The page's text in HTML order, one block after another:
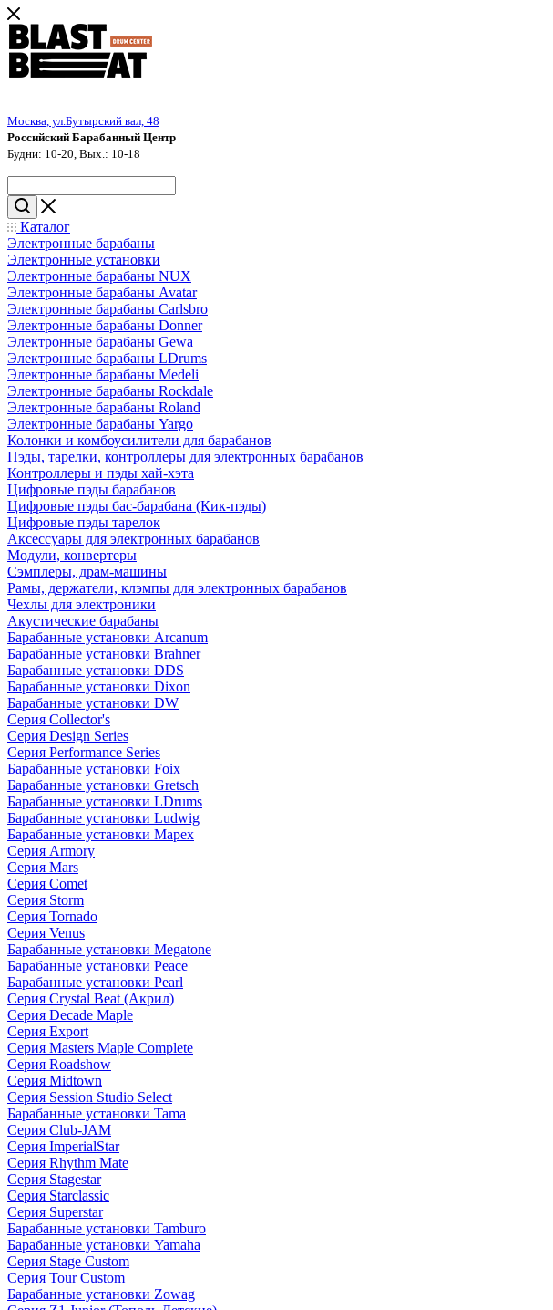
Москва, ул.Бутырский вал, 48
Российский Барабанный Центр
Будни: 10-20, Вых.: 10-18
Каталог
Электронные барабаны
Электронные установки
Электронные барабаны NUX
Электронные барабаны Avatar
Электронные барабаны Carlsbro
Электронные барабаны Donner
Электронные барабаны Gewa
Электронные барабаны LDrums
Электронные барабаны Medeli
Электронные барабаны Rockdale
Электронные барабаны Roland
Электронные барабаны Yargo
Колонки и комбоусилители для барабанов
Пэды, тарелки, контроллеры для электронных барабанов
Контроллеры и пэды хай-хэта
Цифровые пэды барабанов
Цифровые пэды бас-барабана (Кик-пэды)
Цифровые пэды тарелок
Аксессуары для электронных барабанов
Модули, конвертеры
Сэмплеры, драм-машины
Рамы, держатели, клэмпы для электронных барабанов
Чехлы для электроники
Акустические барабаны
Барабанные установки Arcanum
Барабанные установки Brahner
Барабанные установки DDS
Барабанные установки Dixon
Барабанные установки DW
Серия Collector's
Серия Design Series
Серия Performance Series
Барабанные установки Foix
Барабанные установки Gretsch
Барабанные установки LDrums
Барабанные установки Ludwig
Барабанные установки Mapex
Серия Armory
Серия Mars
Серия Comet
Серия Storm
Серия Tornado
Серия Venus
Барабанные установки Megatone
Барабанные установки Peace
Барабанные установки Pearl
Серия Crystal Beat (Акрил)
Серия Decade Maple
Серия Export
Серия Masters Maple Complete
Серия Roadshow
Серия Midtown
Серия Session Studio Select
Барабанные установки Tama
Серия Club-JAM
Серия ImperialStar
Серия Rhythm Mate
Серия Stagestar
Серия Starclassic
Серия Superstar
Барабанные установки Tamburo
Барабанные установки Yamaha
Серия Stage Custom
Серия Tour Custom
Барабанные установки Zowag